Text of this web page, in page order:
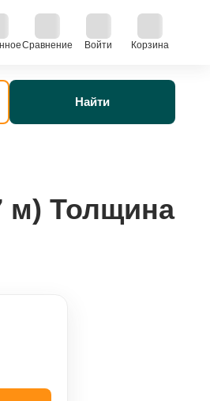
Сравнение Войти Корзина
Найти
м) Толщина